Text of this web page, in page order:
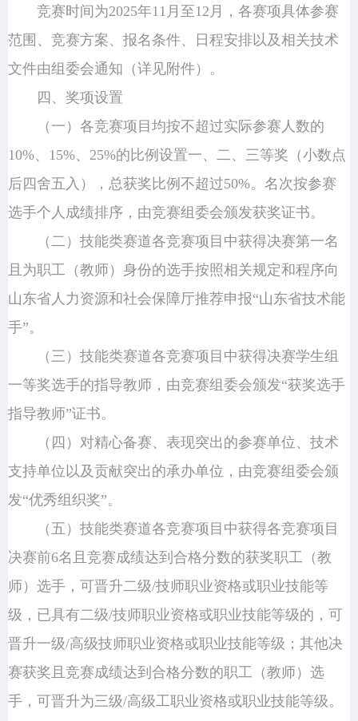
竞赛时间为2025年11月至12月，各赛项具体参赛
范围、竞赛方案、报名条件、日程安排以及相关技术
文件由组委会通知（详见附件）。
四、奖项设置
（一）各竞赛项目均按不超过实际参赛人数的
10%、15%、25%的比例设置一、二、三等奖（小数点
后四舍五入），总获奖比例不超过50%。名次按参赛
选手个人成绩排序，由竞赛组委会颁发获奖证书。
（二）技能类赛道各竞赛项目中获得决赛第一名
且为职工（教师）身份的选手按照相关规定和程序向
山东省人力资源和社会保障厅推荐申报“山东省技术能
手”。
（三）技能类赛道各竞赛项目中获得决赛学生组
一等奖选手的指导教师，由竞赛组委会颁发“获奖选手
指导教师”证书。
（四）对精心备赛、表现突出的参赛单位、技术
支持单位以及贡献突出的承办单位，由竞赛组委会颁
发“优秀组织奖”。
（五）技能类赛道各竞赛项目中获得各竞赛项目
决赛前6名且竞赛成绩达到合格分数的获奖职工（教
师）选手，可晋升二级/技师职业资格或职业技能等
级，已具有二级/技师职业资格或职业技能等级的，可
晋升一级/高级技师职业资格或职业技能等级；其他决
赛获奖且竞赛成绩达到合格分数的职工（教师）选
手，可晋升为三级/高级工职业资格或职业技能等级。